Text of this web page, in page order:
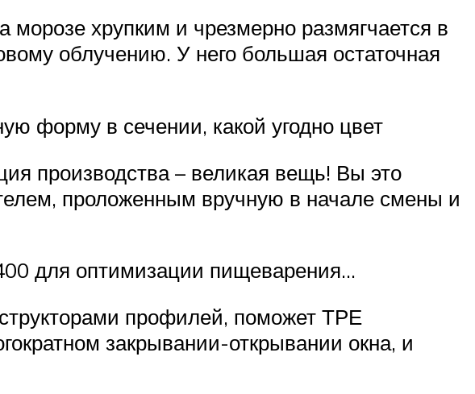
хрупким и чрезмерно размягчается в
облучению. У него большая остаточная
форму в сечении, какой угодно цвет
производства – великая вещь! Вы это
проложенным вручную в начале смены и
для оптимизации пищеварения…
профилей, поможет ТРЕ
закрывании-открывании окна, и